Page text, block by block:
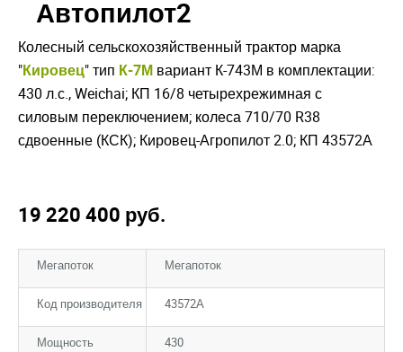
Автопилот2
Колесный сельскохозяйственный трактор марка
"Кировец" тип К-7М вариант К-743М в комплектации:
430 л.с., Weichai; КП 16/8 четырехрежимная с
силовым переключением; колеса 710/70 R38
сдвоенные (КСК); Кировец-Агропилот 2.0; КП 43572А
19 220 400 руб.
Мегапоток Мегапоток
Код производителя 43572А
Мощность
430